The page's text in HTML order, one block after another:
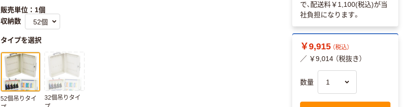
販売単位：1個
収納数
タイプを選択
52個吊りタイ
32個吊りタイ
で、配送料￥1,100(税込)が当
社負担になります。
￥9,915 （税込）
／ ￥9,014 （税抜き）
数量